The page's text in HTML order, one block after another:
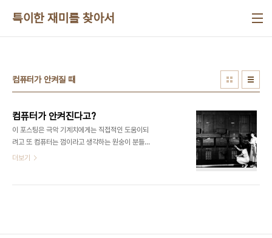
특이한 재미를 찾아서
컴퓨터가 안켜질 때
컴퓨터가 안켜진다고?
이 포스팅은 극악 기계치에게는 직접적인 도움이되
려고 또 컴퓨터는 껌이라고 생각하는 원숭이 분들에
게는 나무에서 떨어졌을 때 아플거라는 의미로 적어
더보기